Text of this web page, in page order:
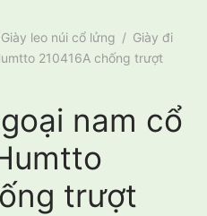
Giày leo núi cổ lửng / Giày đi
210416A chống trượt
nam cổ
trượt